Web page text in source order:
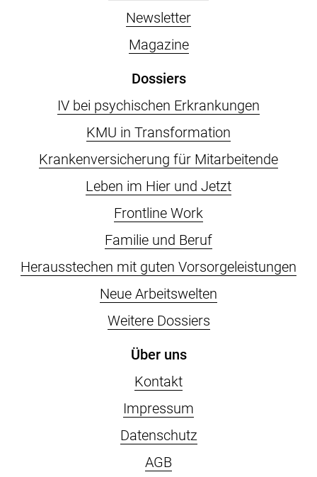
Newsletter
Magazine
Dossiers
IV bei psychischen Erkrankungen
KMU in Transformation
Krankenversicherung für Mitarbeitende
Leben im Hier und Jetzt
Frontline Work
Familie und Beruf
Herausstechen mit guten Vorsorgeleistungen
Neue Arbeitswelten
Weitere Dossiers
Über uns
Kontakt
Impressum
Datenschutz
AGB